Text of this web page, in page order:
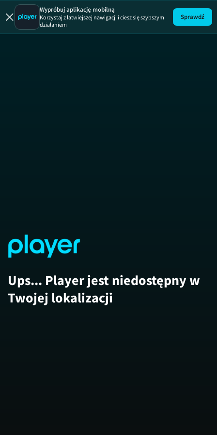
Sypiając
Wypróbuj aplikację mobilną
Korzystaj z łatwiejszej nawigacji i ciesz się szybszym
działaniem
Sprawdź
Ups... Player jest niedostępny w
Twojej lokalizacji